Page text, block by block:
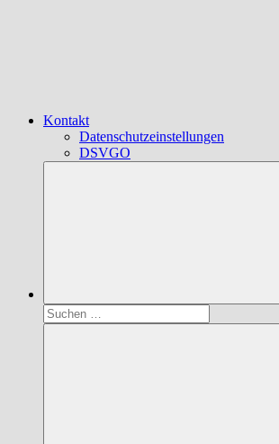
Kontakt
Datenschutzeinstellungen
DSVGO
Suchen
nach: